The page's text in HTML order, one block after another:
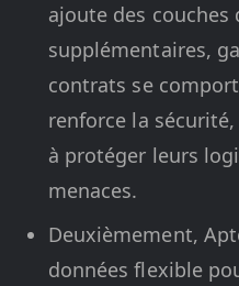
ajoute des couches
supplémentaires,
contrats se
renforce la
à protéger leurs
menaces.
Deuxièmement,
données flexible